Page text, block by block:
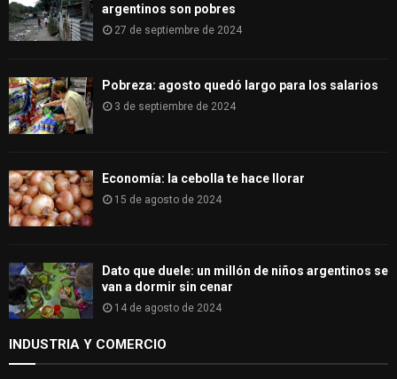
argentinos son pobres
27 de septiembre de 2024
Pobreza: agosto quedó largo para los salarios
3 de septiembre de 2024
Economía: la cebolla te hace llorar
15 de agosto de 2024
Dato que duele: un millón de niños argentinos se
van a dormir sin cenar
14 de agosto de 2024
INDUSTRIA Y COMERCIO